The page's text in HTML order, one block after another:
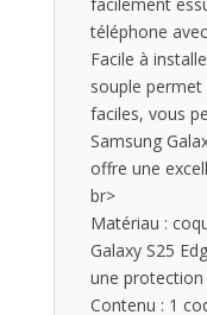
facilement
téléphone
Facile à
souple
faciles, vous
Samsung
offre une
br>
Matériau :
Galaxy S25
une
Contenu : 1